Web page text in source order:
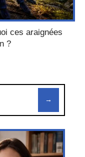
ces araignées
?